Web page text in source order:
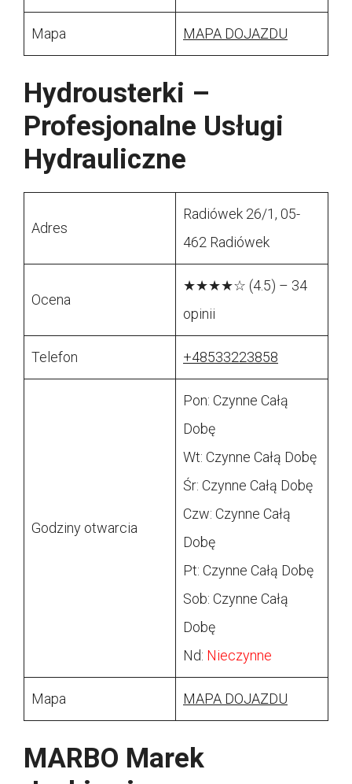
Mapa MAPA DOJAZDU
Hydrousterki –
Profesjonalne Usługi
Hydrauliczne
Adres
Radiówek 26/1, 05-
462 Radiówek
Ocena
★★★★☆ (4.5) – 34
opinii
Telefon +48533223858
Godziny otwarcia
Pon: Czynne Całą
Dobę
Wt: Czynne Całą Dobę
Śr: Czynne Całą Dobę
Czw: Czynne Całą
Dobę
Pt: Czynne Całą Dobę
Sob: Czynne Całą
Dobę
Nd: Nieczynne
Mapa MAPA DOJAZDU
MARBO Marek